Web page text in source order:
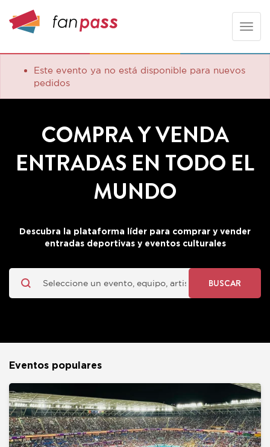
Toggle
Este evento ya no está disponible para nuevos
pedidos
COMPRA Y VENDA
ENTRADAS EN TODO EL
MUNDO
Descubra la plataforma líder para comprar y vender
entradas deportivas y eventos culturales
BUSCAR
Eventos populares